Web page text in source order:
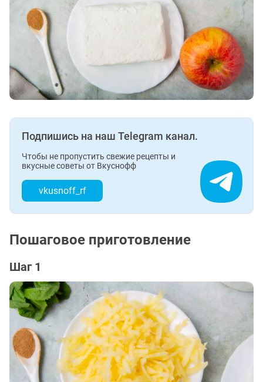
Подпишись на наш Telegram канал.
Чтобы не пропустить свежие рецепты и
вкусные советы от Вкуснофф
vkusnoff_rf
Пошаговое приготовление
Шаг 1